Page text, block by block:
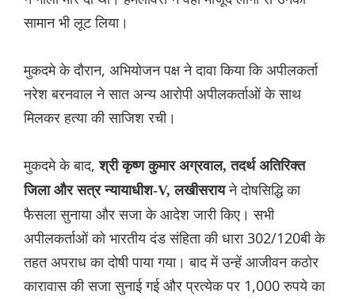
सामान भी लूट लिया।
मुकदमे के दौरान, अभियोजन पक्ष ने दावा किया कि अपीलकर्ता
नरेश बरनवाल ने सात अन्य आरोपी अपीलकर्ताओं के साथ
मिलकर हत्या की साजिश रची।
मुकदमे के बाद,श्री कृष्ण कुमार अग्रवाल, तदर्थ अतिरिक्त
जिला और सत्र न्यायाधीश-V, लखीसरायने दोषसिद्धि का
फैसला सुनाया और सजा के आदेश जारी किए। सभी
अपीलकर्ताओं को भारतीय दंड संहिता की धारा 302/120बी के
तहत अपराध का दोषी पाया गया। बाद में उन्हें आजीवन कठोर
कारावास की सजा सुनाई गई और प्रत्येक पर 1,000 रुपये का